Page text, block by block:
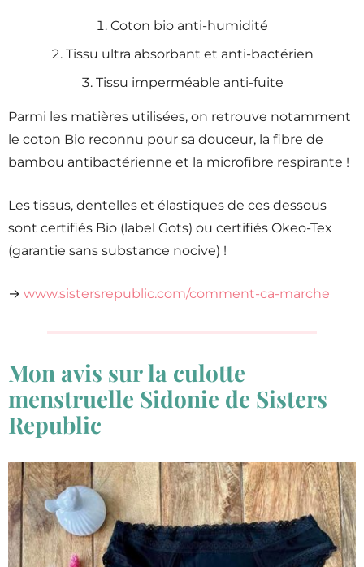
Coton bio anti-humidité
Tissu ultra absorbant et anti-bactérien
Tissu imperméable anti-fuite
Parmi les matières utilisées, on retrouve notamment
le coton Bio reconnu pour sa douceur, la fibre de
bambou antibactérienne et la microfibre respirante !
Les tissus, dentelles et élastiques de ces dessous
sont certifiés Bio (label Gots) ou certifiés Okeo-Tex
(garantie sans substance nocive) !
→ www.sistersrepublic.com/comment-ca-marche
Mon avis sur la culotte
menstruelle Sidonie de Sisters
Republic